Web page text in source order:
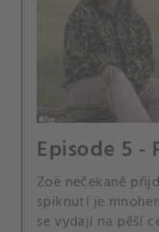
Episode 5 -
Zoë nečekaně
spiknutí je
se vydají na pěší